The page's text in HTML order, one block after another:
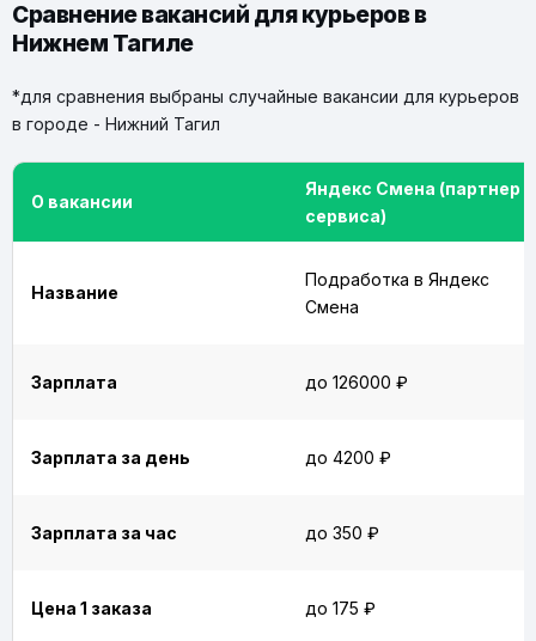
Сравнение вакансий для курьеров в
Нижнем Тагиле
*для сравнения выбраны случайные вакансии для курьеров
в городе - Нижний Тагил
О вакансии
Яндекс Смена (партнер
сервиса)
Название
Подработка в Яндекс
Смена
Зарплата до 126000 ₽
Зарплата за день до 4200 ₽
Зарплата за час до 350 ₽
Цена 1 заказа до 175 ₽